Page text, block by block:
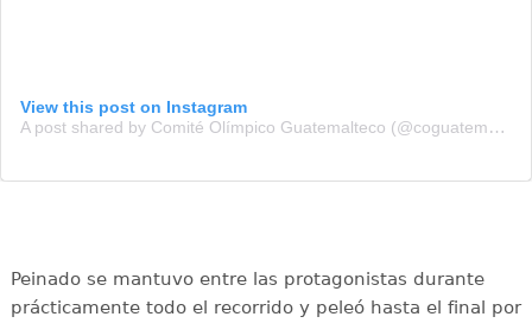
View this post on Instagram
A post shared by Comité Olímpico Guatemalteco (@coguatemalteco)
Peinado se mantuvo entre las protagonistas durante
prácticamente todo el recorrido y peleó hasta el final por